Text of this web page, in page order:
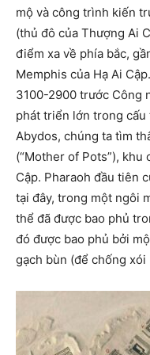
mộ và công trình kiến
(thủ đô của Thượng Ai
điểm xa về phía bắc,
Memphis của Hạ Ai
3100-2900 trước Công
phát triển lớn trong cấu
Abydos, chúng ta tìm
(“Mother of Pots”), khu
Cập. Pharaoh đầu tiên
tại đây, trong một ngôi
thể đã được bao phủ
đó được bao phủ bởi
gạch bùn (để chống